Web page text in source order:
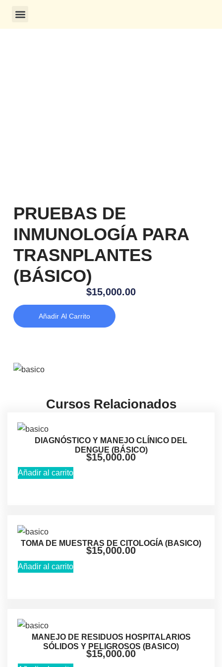
PRUEBAS DE
INMUNOLOGÍA PARA
TRASNPLANTES
(BÁSICO)
$15,000.00
Añadir Al Carrito
Cursos Relacionados
DIAGNÓSTICO Y MANEJO CLÍNICO DEL
DENGUE (BÁSICO)
$15,000.00
Añadir al carrito
TOMA DE MUESTRAS DE CITOLOGÍA (BASICO)
$15,000.00
Añadir al carrito
MANEJO DE RESIDUOS HOSPITALARIOS
SÓLIDOS Y PELIGROSOS (BASICO)
$15,000.00